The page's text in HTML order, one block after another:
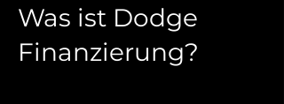
Was ist Dodge
Finanzierung?